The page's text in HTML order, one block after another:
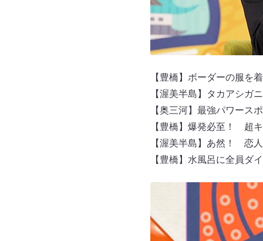
【豊橋】ボーダーの服を
【渥美半島】タカアシガ
【奥三河】最強パワース
【豊橋】爆発必至！ 超
【渥美半島】あ然！ 恋
【豊橋】水風呂に全員